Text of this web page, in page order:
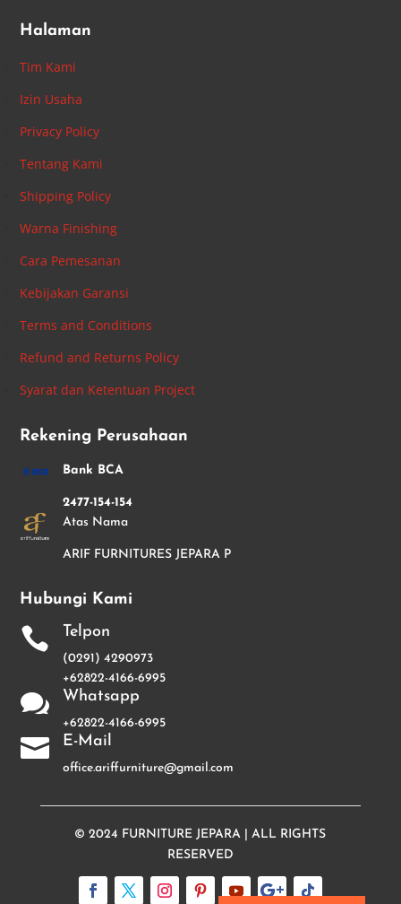
Halaman
Tim Kami
Izin Usaha
Privacy Policy
Tentang Kami
Shipping Policy
Warna Finishing
Cara Pemesanan
Kebijakan Garansi
Terms and Conditions
Refund and Returns Policy
Syarat dan Ketentuan Project
Rekening Perusahaan
Bank BCA
2477-154-154
Atas Nama
ARIF FURNITURES JEPARA P
Hubungi Kami
 Telpon
(0291) 4290973
+62822-4166-6995
 Whatsapp
+62822-4166-6995
 E-Mail
office.ariffurniture@gmail.com
© 2024 FURNITURE JEPARA | ALL RIGHTS
RESERVED